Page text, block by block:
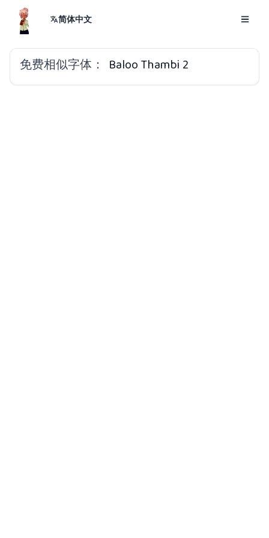
简体中文
免费相似字体： Baloo Thambi 2